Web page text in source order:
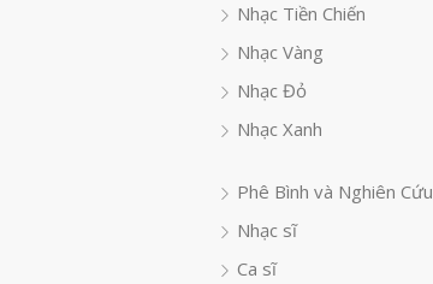
Nhạc Tiền Chiến
Nhạc Vàng
Nhạc Đỏ
Nhạc Xanh
Phê Bình và Nghiên Cứu
Nhạc sĩ
Ca sĩ